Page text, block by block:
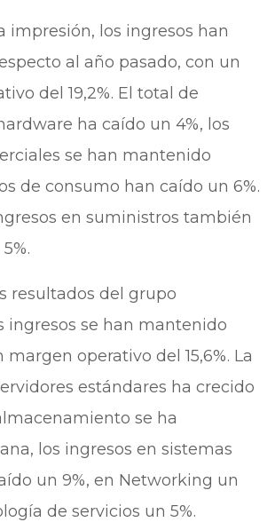
impresión, los ingresos han
al año pasado, con un
del 19,2%. El total de
ha caído un 4%, los
se han mantenido
de consumo han caído un 6%.
en suministros también
resultados del grupo
ingresos se han mantenido
operativo del 15,6%. La
estándares ha crecido
se ha
los ingresos en sistemas
un 9%, en Networking un
de servicios un 5%.